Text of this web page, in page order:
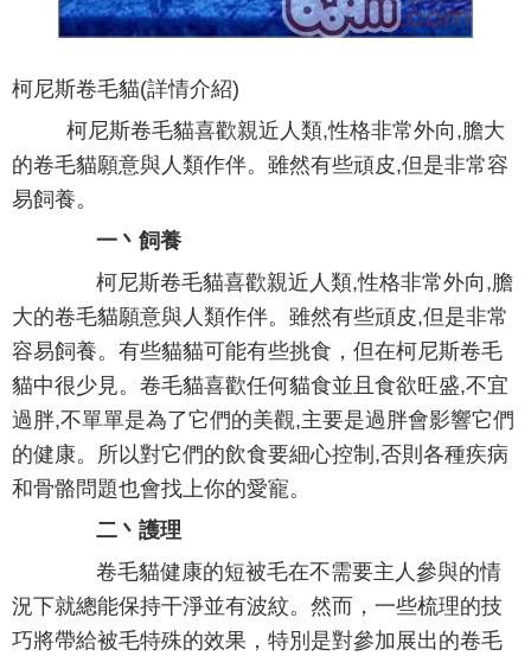
柯尼斯卷毛貓(詳情介紹)
柯尼斯卷毛貓喜歡親近人類,性格非常外向,膽大
的卷毛貓願意與人類作伴。雖然有些頑皮,但是非常容
易飼養。
一丶飼養
柯尼斯卷毛貓喜歡親近人類,性格非常外向,膽
大的卷毛貓願意與人類作伴。雖然有些頑皮,但是非常
容易飼養。有些貓貓可能有些挑食，但在柯尼斯卷毛
貓中很少見。卷毛貓喜歡任何貓食並且食欲旺盛,不宜
過胖,不單單是為了它們的美觀,主要是過胖會影響它們
的健康。所以對它們的飲食要細心控制,否則各種疾病
和骨骼問題也會找上你的愛寵。
二丶護理
卷毛貓健康的短被毛在不需要主人參與的情
況下就總能保持干淨並有波紋。然而，一些梳理的技
巧將帶給被毛特殊的效果，特別是對參加展出的卷毛